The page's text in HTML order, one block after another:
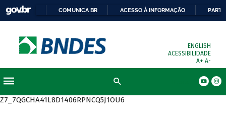
COMUNICA BR ACESSO À INFORMAÇÃO
ENGLISH
ACESSIBILIDADE
A+ A-
Z7_7QGCHA41L8D1406RPNCQ5J1OU6